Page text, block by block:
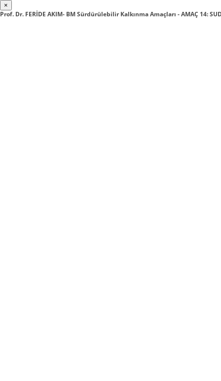
×
Prof. Dr. FERİDE AKIM- BM Sürdürülebilir Kalkınma Amaçları - AMAÇ 14: